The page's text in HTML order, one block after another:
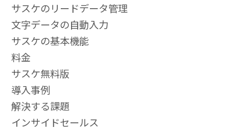
サスケのリードデータ管理
文字データの自動入力
サスケの基本機能
料金
サスケ無料版
導入事例
解決する課題
インサイドセールス